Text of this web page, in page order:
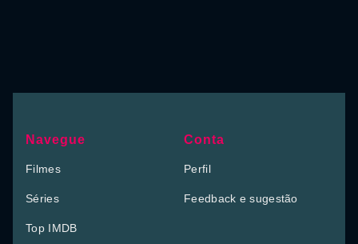
Navegue
Filmes
Séries
Top IMDB
Conta
Perfil
Feedback e sugestão